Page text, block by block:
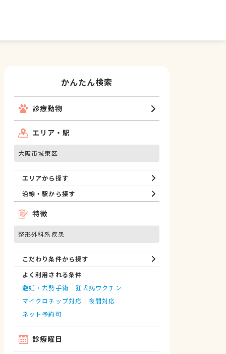
かんたん検索
診療動物
エリア・駅
大阪市城東区
エリアから探す
沿線・駅から探す
特徴
整形外科系疾患
こだわり条件から探す
よく利用される条件
避妊・去勢手術
狂犬病ワクチン
マイクロチップ対応
夜間対応
ネット予約可
診療曜日